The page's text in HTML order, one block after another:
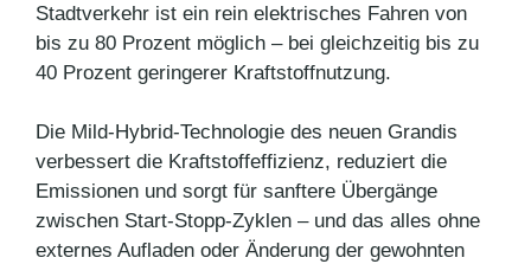
Stadtverkehr ist ein rein elektrisches Fahren von
bis zu 80 Prozent möglich – bei gleichzeitig bis zu
40 Prozent geringerer Kraftstoffnutzung.
Die Mild-Hybrid-Technologie des neuen Grandis
verbessert die Kraftstoffeffizienz, reduziert die
Emissionen und sorgt für sanftere Übergänge
zwischen Start-Stopp-Zyklen – und das alles ohne
externes Aufladen oder Änderung der gewohnten